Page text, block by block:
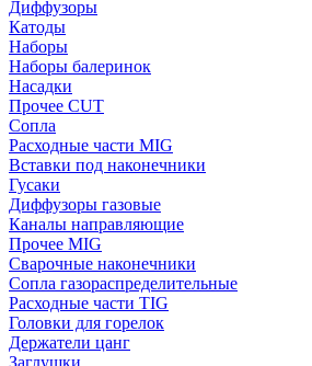
Диффузоры
Катоды
Наборы
Наборы балеринок
Насадки
Прочее CUT
Сопла
Расходные части MIG
Вставки под наконечники
Гусаки
Диффузоры газовые
Каналы направляющие
Прочее MIG
Сварочные наконечники
Сопла газораспределительные
Расходные части TIG
Головки для горелок
Держатели цанг
Заглушки